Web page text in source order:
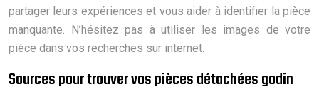
partager leurs expériences et vous aider à identifier la pièce
manquante. N’hésitez pas à utiliser les images de votre
pièce dans vos recherches sur internet.
Sources pour trouver vos pièces détachées godin